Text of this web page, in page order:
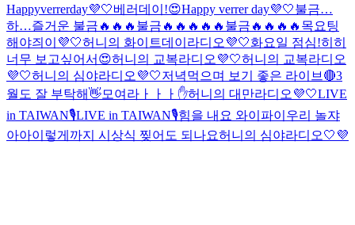
Happyverrerday💜🤍베러데이!😍Happy verrer day💜🤍불금…
하…즐거운 불금🔥🔥🔥 불금🔥🔥🔥🔥🔥 불금🔥🔥🔥🔥 목요팅
해야즤이💜🤍허니의 화이트데이라디오💜🤍화요일 점심!히히
너무 보고싶어서😍허니의 교복라디오💜🤍허니의 교복라디오
💜🤍허니의 심야라디오💜🤍저녁먹으며 보기 좋은 라이브🔴3
월도 잘 부탁해👋모여라ㅏㅏㅏ✋허니의 대만라디오💜🤍LIVE
in TAIWAN🎙️LIVE in TAIWAN🎙️힘을 내요 와이파이 우리 놀쟈
아아이렇게까지 시상식 찢어도 되나요허니의 심야라디오🤍💜